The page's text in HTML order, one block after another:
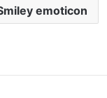
emoticon